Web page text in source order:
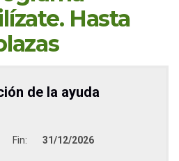
Hasta
de la ayuda
Fin: 31/12/2026